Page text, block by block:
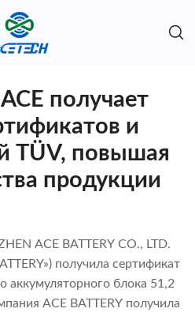
получает
и
TÜV, повышая
продукции
ACE BATTERY CO., LTD.
получила сертификат
аккумуляторного блока 51,2
ACE BATTERY получила